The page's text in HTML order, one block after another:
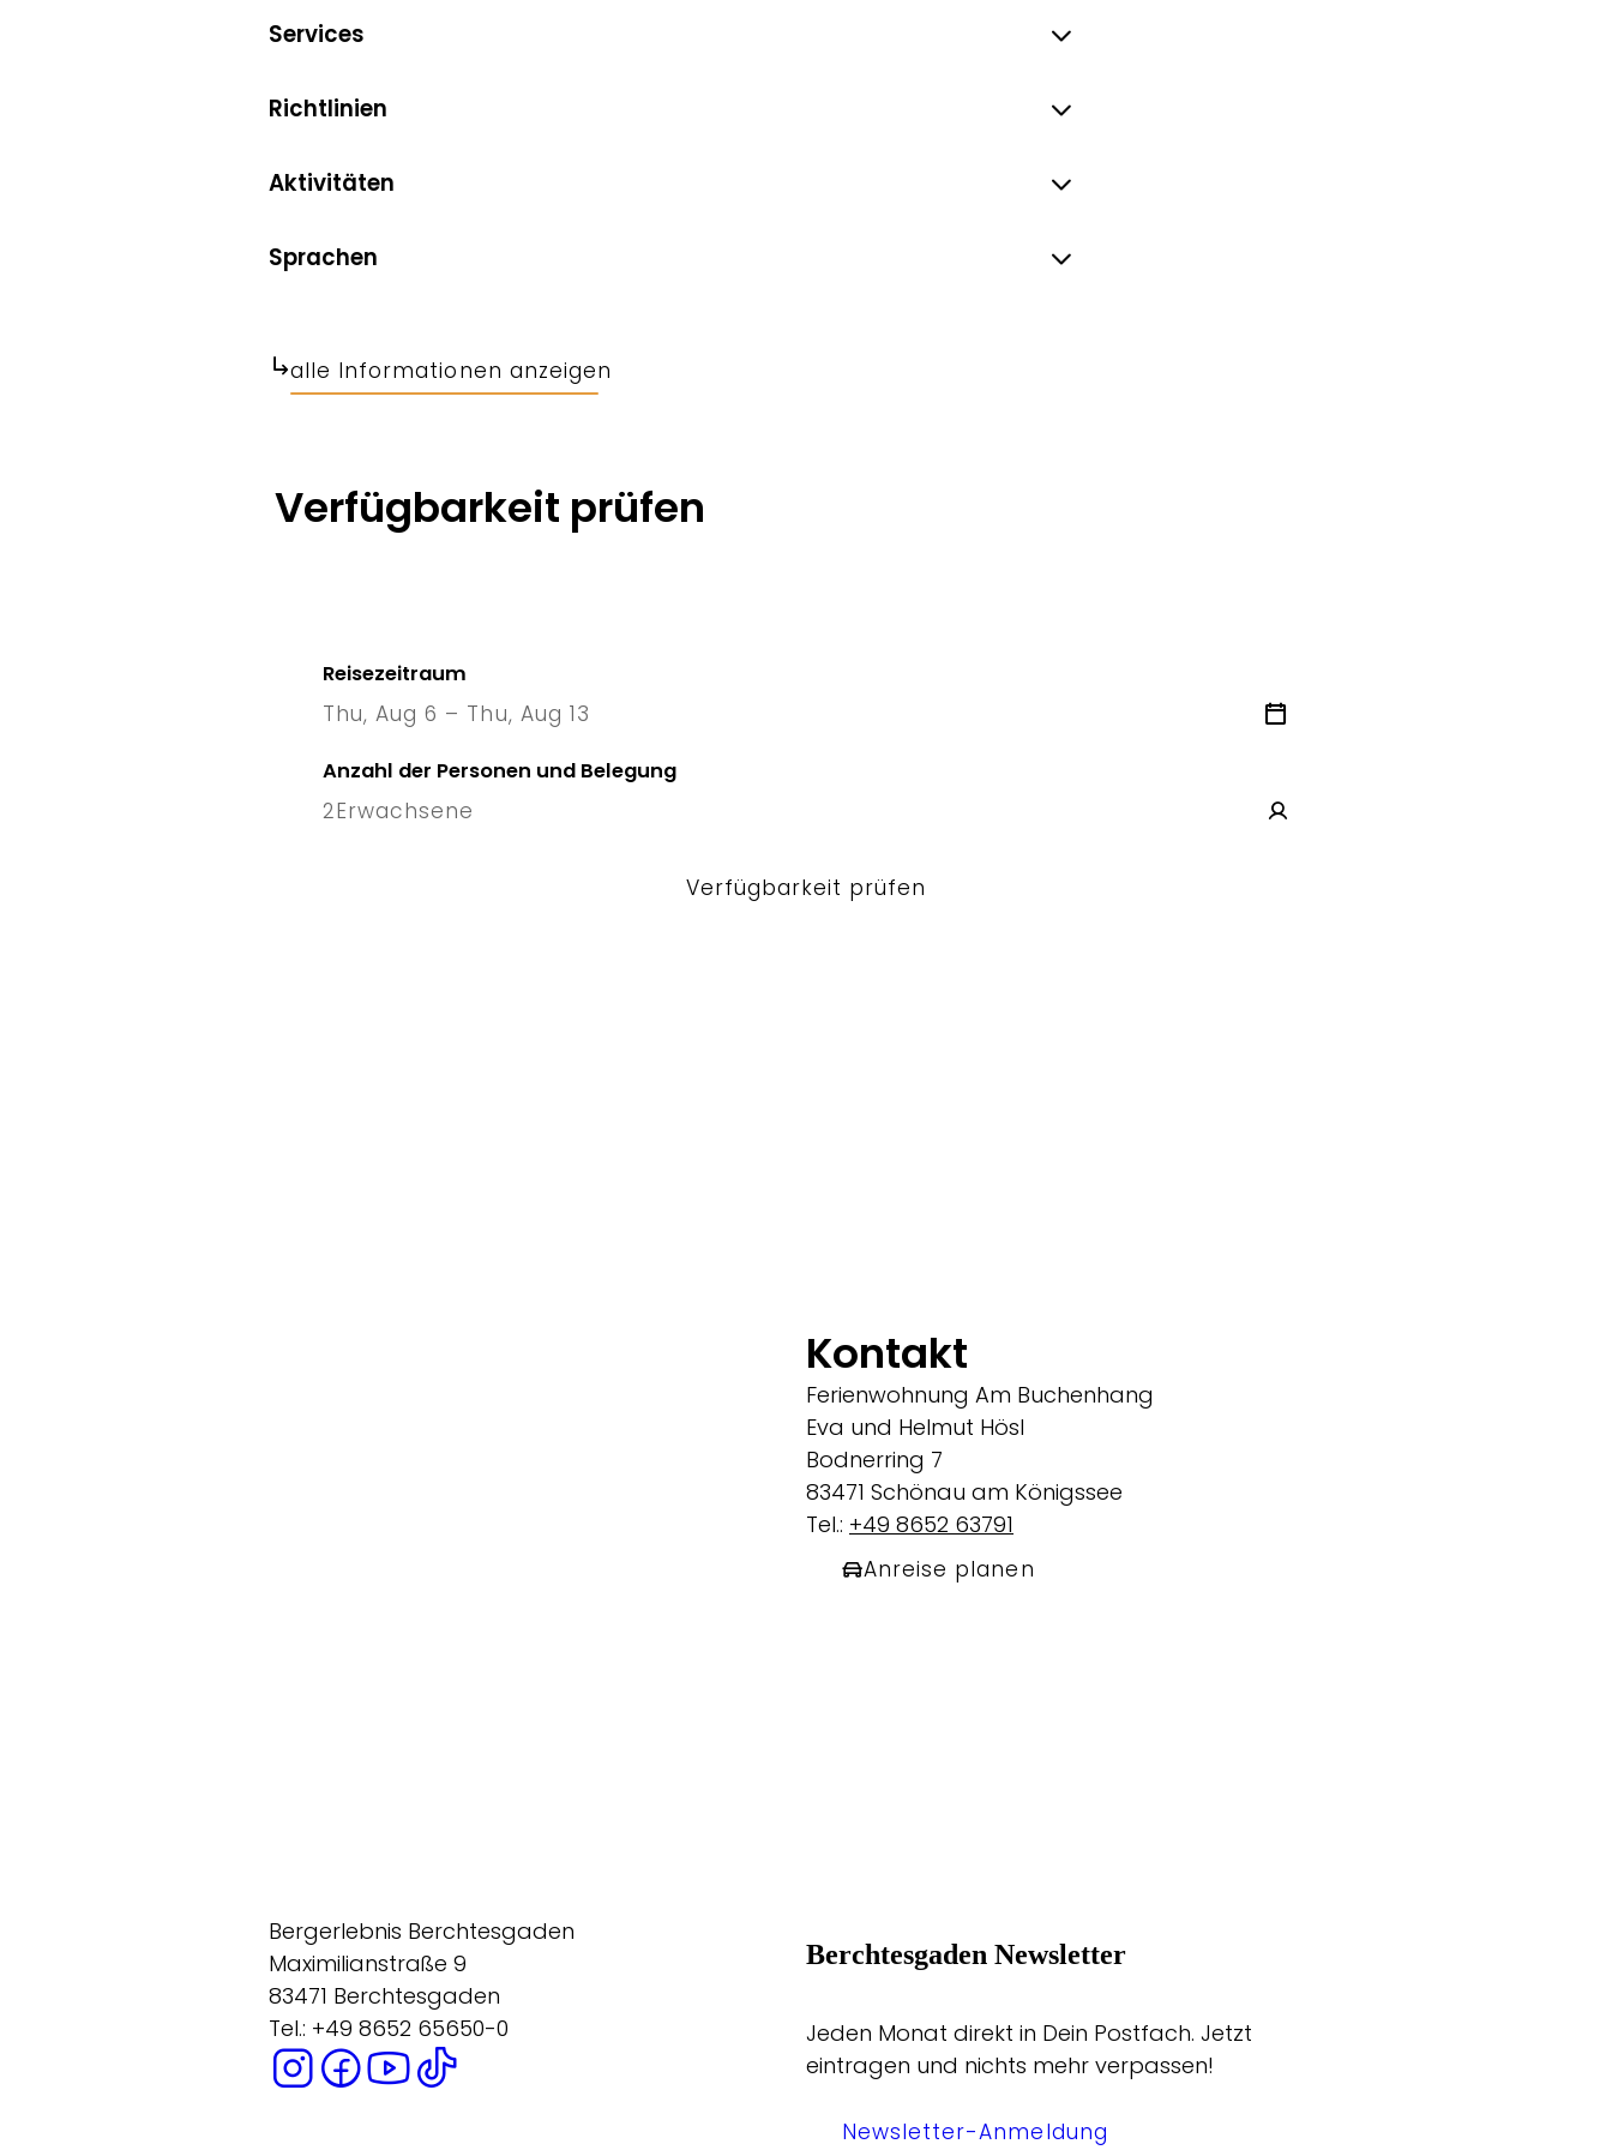
Services
Richtlinien
Aktivitäten
Sprachen
alle Informationen anzeigen
Verfügbarkeit prüfen
Reisezeitraum
Thu, Aug 6 – Thu, Aug 13
Anzahl der Personen und Belegung
2Erwachsene
Verfügbarkeit prüfen
Kontakt
Ferienwohnung Am Buchenhang
Eva und Helmut Hösl
Bodnerring 7
83471 Schönau am Königssee
Tel.: +49 8652 63791
Anreise planen
Bergerlebnis Berchtesgaden
Maximilianstraße 9
83471 Berchtesgaden
Tel.: +49 8652 65650-0
Berchtesgaden Newsletter
Jeden Monat direkt in Dein Postfach. Jetzt
eintragen und nichts mehr verpassen!
Newsletter-Anmeldung